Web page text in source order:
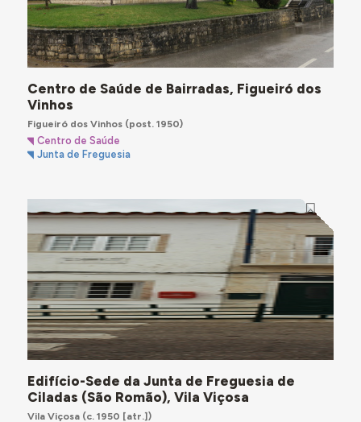
Centro de Saúde de Bairradas, Figueiró dos
Vinhos
Figueiró dos Vinhos(post. 1950)
Centro de Saúde
Junta de Freguesia
Edifício-Sede da Junta de Freguesia de
Ciladas (São Romão), Vila Viçosa
Vila Viçosa(c. 1950 [atr.])